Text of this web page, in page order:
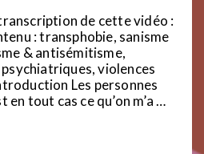
de cette vidéo :
: transphobie, sanisme
& antisémitisme,
violences
Les personnes
tout cas ce qu’on m’a …